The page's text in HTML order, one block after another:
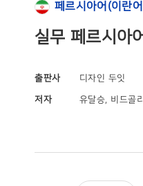
페르시아어(이란
실무 페르시아
출판사 디자인 두잇
저자 유달승, 비드골